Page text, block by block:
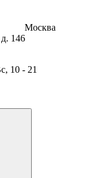
Москва
146
10 - 21